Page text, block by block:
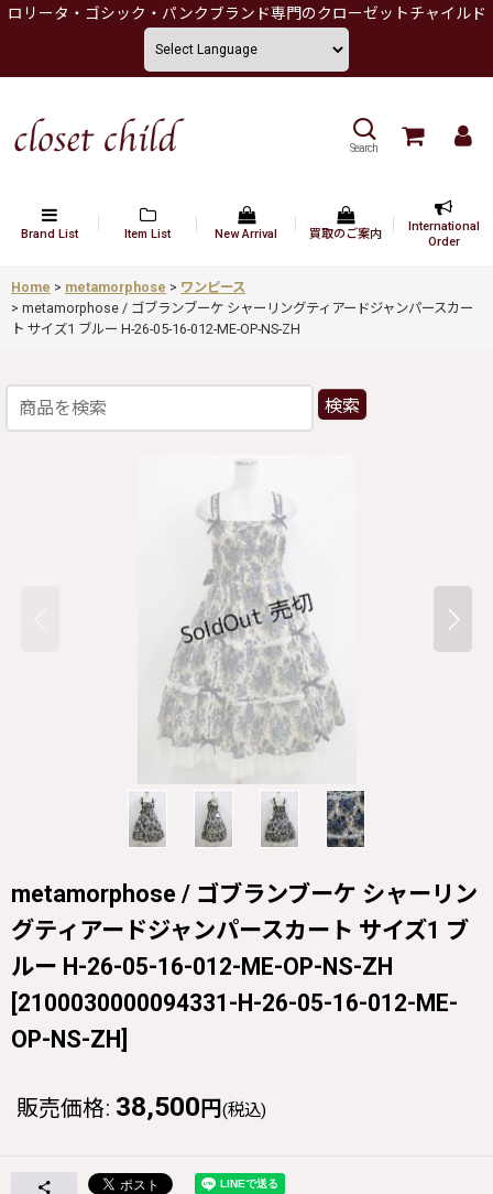
ロリータ・ゴシック・パンクブランド専門のクローゼットチャイルド
Search
Brand List Item List New Arrival 買取のご案内
International
Order
Home > metamorphose > ワンピース
> metamorphose / ゴブランブーケ シャーリングティアードジャンパースカー
ト サイズ1 ブルー H-26-05-16-012-ME-OP-NS-ZH
検索
metamorphose / ゴブランブーケ シャーリン
グティアードジャンパースカート サイズ1 ブ
ルー H-26-05-16-012-ME-OP-NS-ZH
[2100030000094331-H-26-05-16-012-ME-
OP-NS-ZH]
販売価格: 38,500 円 (税込)